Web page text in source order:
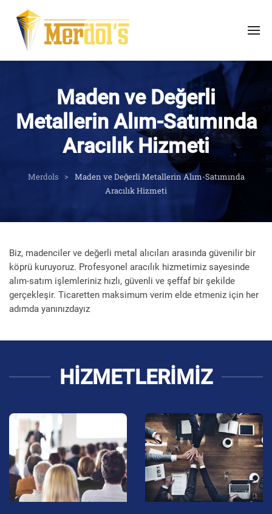
Maden ve Değerli
Metallerin Alım-Satımında
Aracılık Hizmeti
Merdols
Maden ve Değerli Metallerin Alım-Satımında
Aracılık Hizmeti
Biz, madenciler ve değerli metal alıcıları arasında güvenilir bir
köprü kuruyoruz. Profesyonel aracılık hizmetimiz sayesinde
alım-satım işlemleriniz hızlı, güvenli ve şeffaf bir şekilde
gerçekleşir. Ticaretten maksimum verim elde etmeniz için her
adımda yanınızdayız
HİZMETLERİMİZ